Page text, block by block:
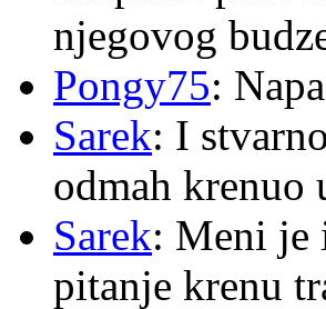
njegovog
Pongy75:
Sarek: I
odmah krenuo
Sarek: Meni je
pitanje krenu